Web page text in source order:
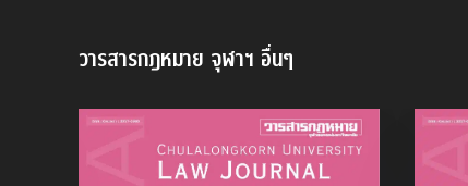
วารสารกฎหมาย จุฬาฯ อื่นๆ